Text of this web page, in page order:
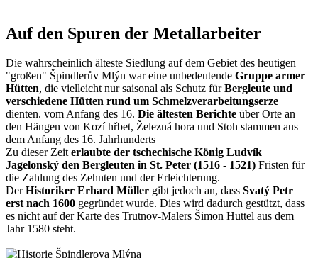
Auf den Spuren der Metallarbeiter
Die wahrscheinlich älteste Siedlung auf dem Gebiet des heutigen
"großen" Špindlerův Mlýn war eine unbedeutende Gruppe armer
Hütten, die vielleicht nur saisonal als Schutz fürBergleute und
verschiedene Hütten rund um Schmelzverarbeitungserze
dienten. vom Anfang des 16. Die ältesten Berichte über Orte an
den Hängen von Kozí hřbet, Železná hora und Stoh stammen aus
dem Anfang des 16. Jahrhunderts
Zu dieser Zeiterlaubte der tschechische König Ludvík
Jagelonský den Bergleuten in St. Peter (1516 - 1521) Fristen für
die Zahlung des Zehnten und der Erleichterung.
DerHistoriker Erhard Müller gibt jedoch an, dass Svatý Petr
erst nach 1600 gegründet wurde. Dies wird dadurch gestützt, dass
es nicht auf der Karte des Trutnov-Malers Šimon Huttel aus dem
Jahr 1580 steht.